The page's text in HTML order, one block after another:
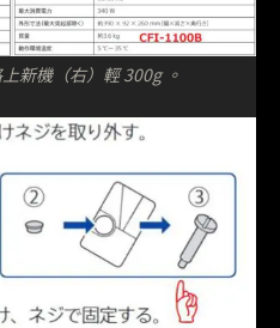
新機（右）輕 300g 。